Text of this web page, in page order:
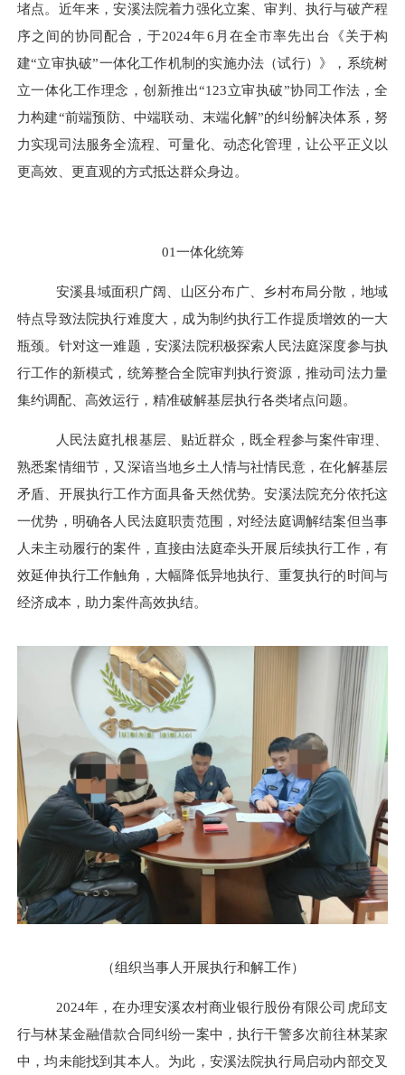
堵点。近年来，安溪法院着力强化立案、审判、执行与破产程
序之间的协同配合，于2024年6月在全市率先出台《关于构
建“立审执破”一体化工作机制的实施办法（试行）》，系统树
立一体化工作理念，创新推出“123立审执破”协同工作法，全
力构建“前端预防、中端联动、末端化解”的纠纷解决体系，努
力实现司法服务全流程、可量化、动态化管理，让公平正义以
更高效、更直观的方式抵达群众身边。
01一体化统筹
安溪县域面积广阔、山区分布广、乡村布局分散，地域
特点导致法院执行难度大，成为制约执行工作提质增效的一大
瓶颈。针对这一难题，安溪法院积极探索人民法庭深度参与执
行工作的新模式，统筹整合全院审判执行资源，推动司法力量
集约调配、高效运行，精准破解基层执行各类堵点问题。
人民法庭扎根基层、贴近群众，既全程参与案件审理、
熟悉案情细节，又深谙当地乡土人情与社情民意，在化解基层
矛盾、开展执行工作方面具备天然优势。安溪法院充分依托这
一优势，明确各人民法庭职责范围，对经法庭调解结案但当事
人未主动履行的案件，直接由法庭牵头开展后续执行工作，有
效延伸执行工作触角，大幅降低异地执行、重复执行的时间与
经济成本，助力案件高效执结。
（组织当事人开展执行和解工作）
2024年，在办理安溪农村商业银行股份有限公司虎邱支
行与林某金融借款合同纠纷一案中，执行干警多次前往林某家
中，均未能找到其本人。为此，安溪法院执行局启动内部交叉